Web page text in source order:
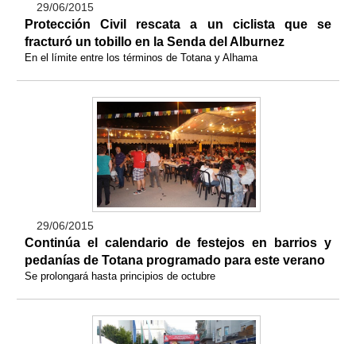
29/06/2015
Protección Civil rescata a un ciclista que se
fracturó un tobillo en la Senda del Alburnez
En el límite entre los términos de Totana y Alhama
29/06/2015
Continúa el calendario de festejos en barrios y
pedanías de Totana programado para este verano
Se prolongará hasta principios de octubre